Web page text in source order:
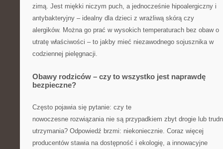
zimą. Jest miękki niczym puch, a jednocześnie hipoalergiczny i
antybakteryjny – idealny dla dzieci z wrażliwą skórą czy
alergików. Można go prać w wysokich temperaturach bez obaw o
utratę właściwości – to jakby mieć niezawodnego sojusznika w
codziennej pielęgnacji.
Obawy rodziców – czy to wszystko jest naprawdę
bezpieczne?
Często pojawia się pytanie: czy te
nowoczesne rozwiązania nie są przypadkiem zbyt drogie lub
utrzymania? Odpowiedź brzmi: niekoniecznie. Coraz więcej
producentów stawia na dostępność i ekologię, a innowacyjne